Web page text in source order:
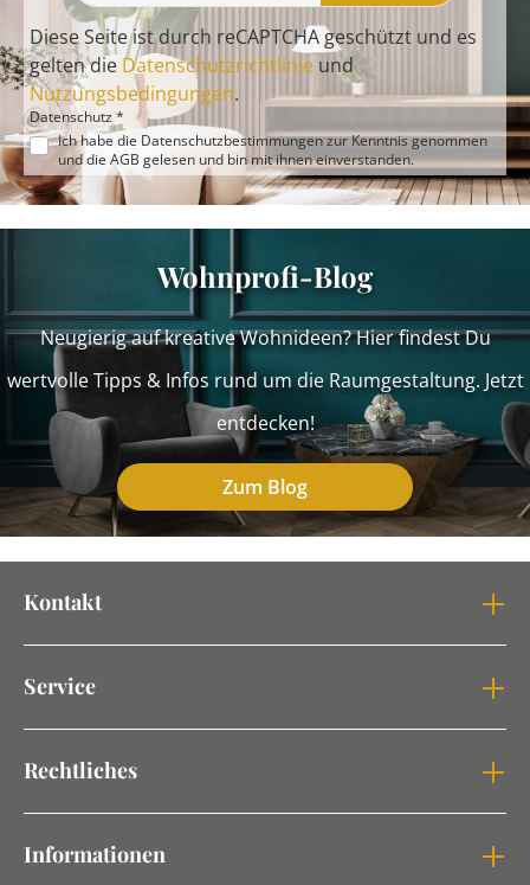
Diese Seite ist durch reCAPTCHA geschützt und es
gelten die Datenschutzrichtlinie und
Nutzungsbedingungen.
Datenschutz *
Ich habe die Datenschutzbestimmungenzur Kenntnis genommen
und die AGB gelesen und bin mit ihnen einverstanden.
Wohnprofi-Blog
Neugierig auf kreative Wohnideen? Hier findest Du
wertvolle Tipps & Infos rund um die Raumgestaltung. Jetzt
entdecken!
Zum Blog
Kontakt
Service
Rechtliches
Informationen